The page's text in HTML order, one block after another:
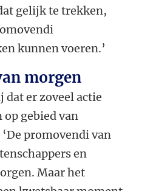
gelijk te trekken,
kunnen voeren.’
morgen
dat er zoveel actie
gebied van
promovendi van
en
Maar het